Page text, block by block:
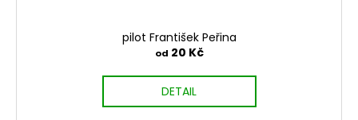
pilot František Peřina
od 20 Kč
DETAIL